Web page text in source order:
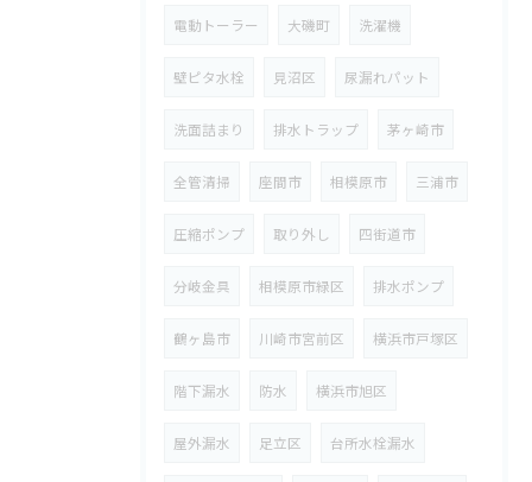
電動トーラー 大磯町 洗濯機
壁ピタ水栓 見沼区 尿漏れパット
洗面詰まり 排水トラップ 茅ヶ崎市
全管清掃 座間市 相模原市 三浦市
圧縮ポンプ 取り外し 四街道市
分岐金具 相模原市緑区 排水ポンプ
鶴ヶ島市 川崎市宮前区 横浜市戸塚区
階下漏水 防水 横浜市旭区
屋外漏水 足立区 台所水栓漏水